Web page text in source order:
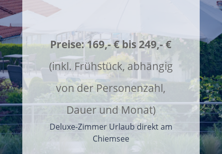
Preise: 169,- € bis 249,- €
(inkl. Frühstück, abhängig
von der Personenzahl,
Dauer und Monat)
Deluxe-Zimmer Urlaub direkt am
Chiemsee